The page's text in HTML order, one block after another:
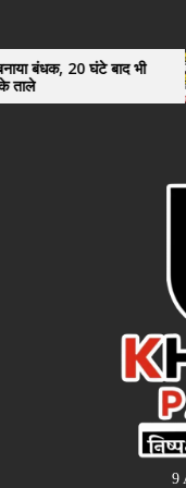
the
content
20 घंटे बाद भी
9